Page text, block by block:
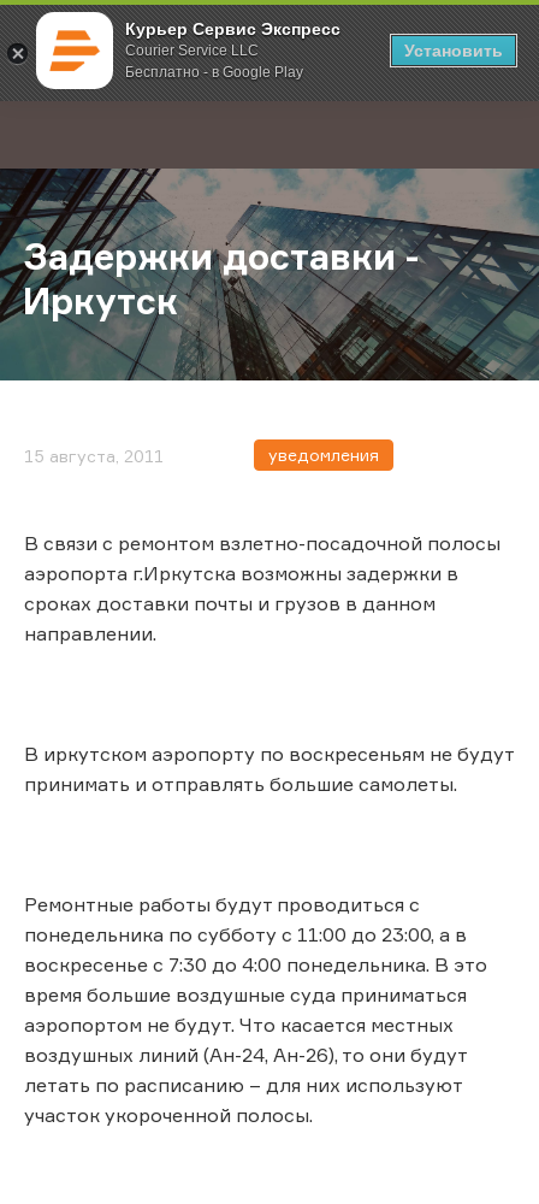
Курьер Сервис Экспресс
Courier Service LLC
Бесплатно - в Google Play
Установить
; Главная О компании Новости Задержки доставки - Иркутск
Задержки доставки -
Иркутск
15 августа, 2011 уведомления
В связи с ремонтом взлетно-посадочной полосы
аэропорта г.Иркутска возможны задержки в
сроках доставки почты и грузов в данном
направлении.
В иркутском аэропорту по воскресеньям не будут
принимать и отправлять большие самолеты.
Ремонтные работы будут проводиться с
понедельника по субботу с 11:00 до 23:00, а в
воскресенье с 7:30 до 4:00 понедельника. В это
время большие воздушные суда приниматься
аэропортом не будут. Что касается местных
воздушных линий (Ан-24, Ан-26), то они будут
летать по расписанию – для них используют
участок укороченной полосы.